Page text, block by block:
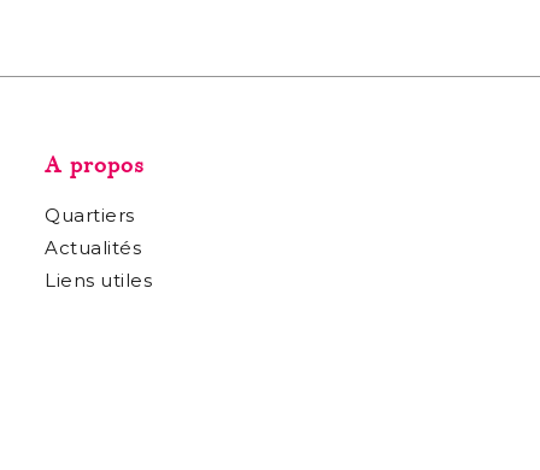
A propos
Quartiers
Actualités
Liens utiles